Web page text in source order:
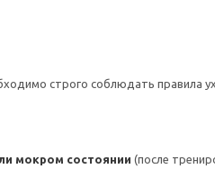
строго соблюдать правила
мокром состоянии (после